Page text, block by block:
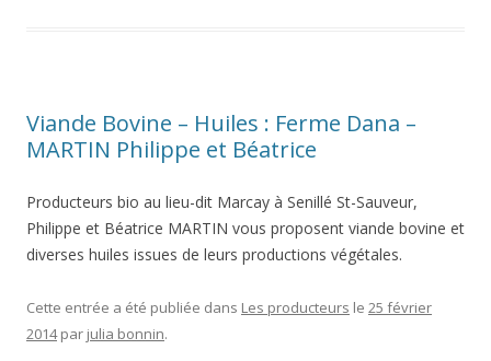
Viande Bovine – Huiles : Ferme Dana –
MARTIN Philippe et Béatrice
Producteurs bio au lieu-dit Marcay à Senillé St-Sauveur,
Philippe et Béatrice MARTIN vous proposent viande bovine et
diverses huiles issues de leurs productions végétales.
Cette entrée a été publiée dans Les producteurs le 25 février
2014 par julia bonnin.